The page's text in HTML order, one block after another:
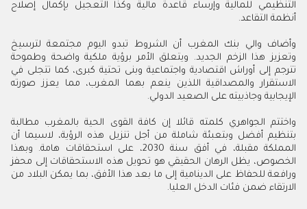
التنظيمي للمالية وإرساء قاعدة مالية وكذا التعجيل بإكمال إصلاح
أنظمة التقاعد.
وأضاف والي بنك المغرب أن الشروط تبدو اليوم مجتمعة لترسيخ
وتعزيز هذا الزخم الجديد. ويتعلق الأمر برؤية ملكية واضحة وطموحة
تترجم إلى أوراش اقتصادية واجتماعية وبنى تحتية كبرى، كما تتجلى في
الاستقرار والمصداقية اللذين ينعم بهما المغرب، مما يعزز صورته
الإيجابية وجاذبيته على الصعيد الدولي.
واختتم الجواهري كلمته قائلا إن كافة القوى الحية بالمغرب مطالبة
بتنظيم أفضل وبتعبئة شاملة من أجل تنزيل هذه الرؤية، لاسيما أن
المملكة مقبلة، في أفق سنة 2030، على استحقاقات هامة. وبهذا
الخصوص، يظل الرهان الحقيقي هو تحويل هذه الاستحقاقات إلى محفز
ورافعة للحفاظ على الدينامية إلى ما بعد هذا الأفق، بما يمكن البلاد من
الارتقاء ضمن فئات الدخل العليا.